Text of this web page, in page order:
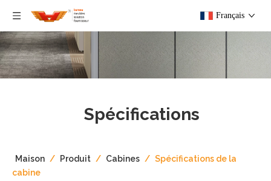
Français
Spécifications
Maison / Produit / Cabines / Spécifications de la
cabine